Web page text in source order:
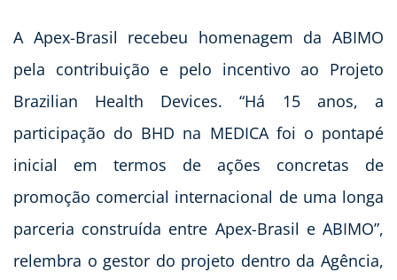
A Apex-Brasil recebeu homenagem da ABIMO
pela contribuição e pelo incentivo ao Projeto
Brazilian Health Devices. “Há 15 anos, a
participação do BHD na MEDICA foi o pontapé
inicial em termos de ações concretas de
promoção comercial internacional de uma longa
parceria construída entre Apex-Brasil e ABIMO”,
relembra o gestor do projeto dentro da Agência,